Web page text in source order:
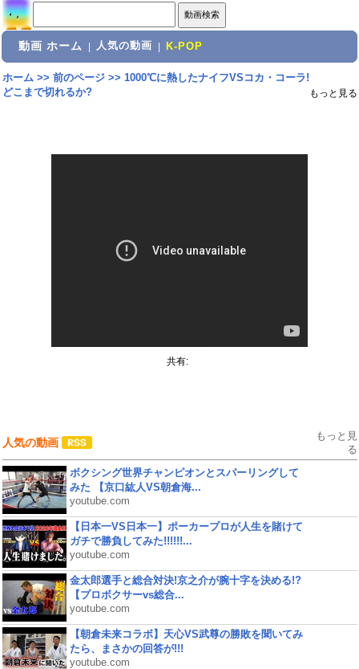
動画 ホーム 人気の動画 K-POP
ホーム>> 前のページ>> 1000℃に熱したナイフVSコカ・コーラ!
どこまで切れるか?
もっと見る
共有:
人気の動画
もっと見
る
ボクシング世界チャンピオンとスパーリングして
みた 【京口紘人VS朝倉海...
youtube.com
【日本一VS日本一】ポーカープロが人生を賭けて
ガチで勝負してみた!!!!!!...
youtube.com
金太郎選手と総合対決!京之介が腕十字を決める!?
【プロボクサーvs総合...
youtube.com
【朝倉未来コラボ】天心VS武尊の勝敗を聞いてみ
たら、まさかの回答が!!!
youtube.com